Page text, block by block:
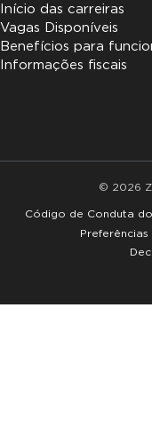
Início das carreiras
Vagas Disponíveis
Benefícios para
Informações fiscais
© 2026
Código de Conduta